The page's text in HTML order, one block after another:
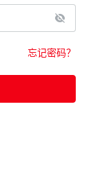
忘记密码？